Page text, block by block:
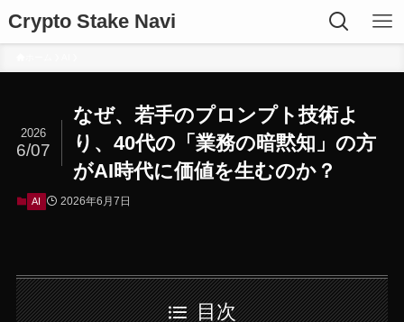
Crypto Stake Navi
なぜ、若手のプロンプト技術よ
り、40代の「業務の暗黙知」の方
がAI時代に価値を生むのか？
2026
6/07
AI 2026年6月7日
目次